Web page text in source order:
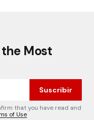
Most
Suscribir
that you have read and
of Use